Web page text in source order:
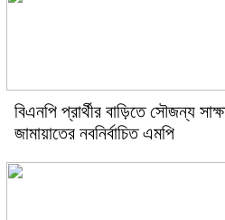
বিএনপি প্রার্থীর বাড়িতে সৌজন্য
জামায়াতের নবনির্বাচিত এমপি